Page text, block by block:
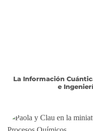
La Información
e